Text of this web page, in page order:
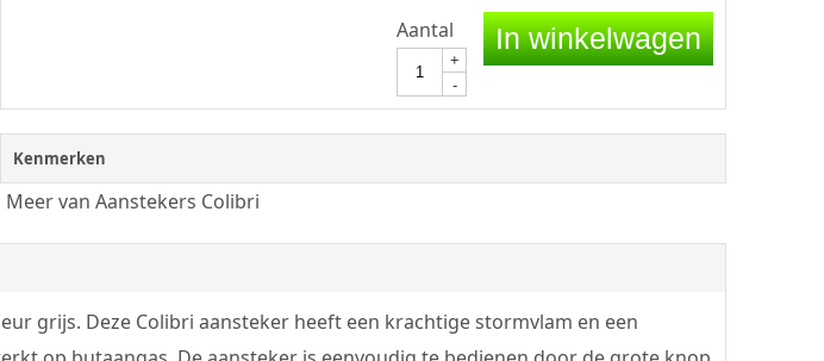
Aantal
+
-
In winkelwagen
Kenmerken
Meer van Aanstekers Colibri
grijs. Deze Colibri aansteker heeft een krachtige stormvlam en een